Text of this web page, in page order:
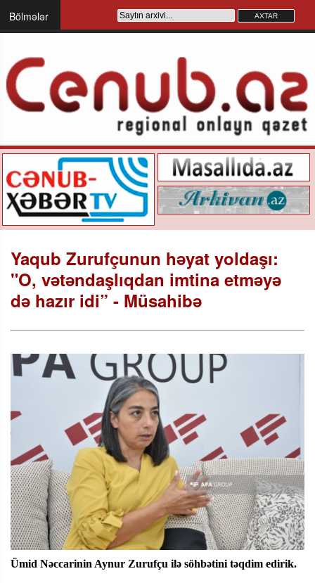
Bölmələr
Yaqub Zurufçunun həyat yoldaşı:
"O, vətəndaşlıqdan imtina etməyə
də hazır idi” - Müsahibə
Ümid Nəccarinin Aynur Zurufçu ilə söhbətini təqdim edirik.